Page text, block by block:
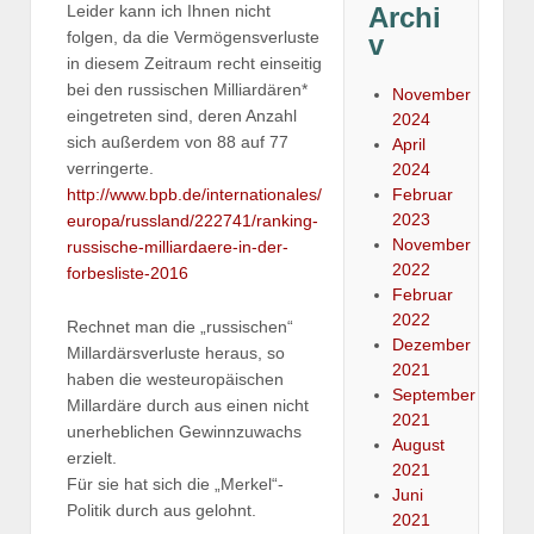
Leider kann ich Ihnen nicht
folgen, da die Vermögensverluste
in diesem Zeitraum recht einseitig
bei den russischen Milliardären*
eingetreten sind, deren Anzahl
sich außerdem von 88 auf 77
verringerte.
http://www.bpb.de/internationales/
europa/russland/222741/ranking-
russische-milliardaere-in-der-
forbesliste-2016
Rechnet man die „russischen“
Millardärsverluste heraus, so
haben die westeuropäischen
Millardäre durch aus einen nicht
unerheblichen Gewinnzuwachs
erzielt.
Für sie hat sich die „Merkel“-
Politik durch aus gelohnt.
Archi
v
November
2024
April
2024
Februar
2023
November
2022
Februar
2022
Dezember
2021
September
2021
August
2021
Juni
2021